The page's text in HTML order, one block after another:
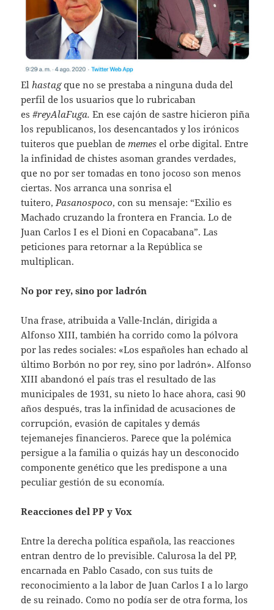
Elhastagque no se prestaba a ninguna duda del
perfil de los usuarios que lo rubricaban
es#reyAlaFuga.En ese cajón de sastre hicieron piña
los republicanos, los desencantados y los irónicos
tuiteros que pueblan dememes el orbe digital. Entre
la infinidad de chistes asoman grandes verdades,
que no por ser tomadas en tono jocoso son menos
ciertas. Nos arranca una sonrisa el
tuitero,Pasanospoco, con su mensaje: “Exilio es
Machado cruzando la frontera en Francia. Lo de
Juan Carlos I es el Dioni en Copacabana”. Las
peticiones para retornar a la República se
multiplican.
No por rey, sino por ladrón
Una frase, atribuida a Valle-Inclán, dirigida a
Alfonso XIII, también ha corrido como la pólvora
por las redes sociales: «Los españoles han echado al
último Borbón no por rey, sino por ladrón». Alfonso
XIII abandonó el país tras el resultado de las
municipales de 1931, su nieto lo hace ahora, casi 90
años después, tras la infinidad de acusaciones de
corrupción, evasión de capitales y demás
tejemanejes financieros. Parece que la polémica
persigue a la familia o quizás hay un desconocido
componente genético que les predispone a una
peculiar gestión de su economía.
Reacciones del PP y Vox
Entre la derecha política española, las reacciones
entran dentro de lo previsible. Calurosa la del PP,
encarnada en Pablo Casado, con sus tuits de
reconocimiento a la labor de Juan Carlos I a lo largo
de su reinado. Como no podía ser de otra forma, los